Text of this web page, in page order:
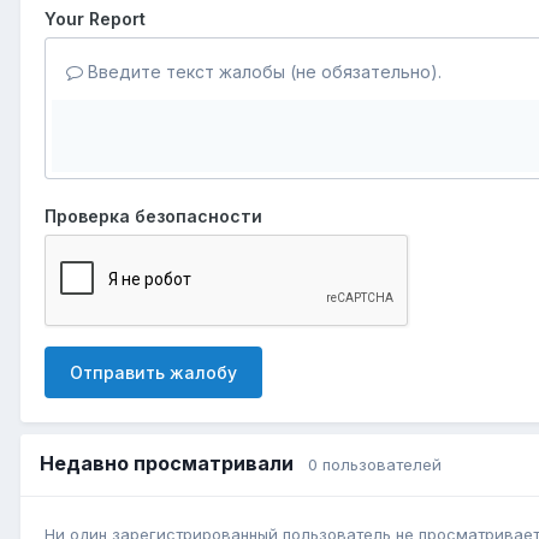
Your Report
Введите текст жалобы (не обязательно).
Проверка безопасности
Отправить жалобу
Недавно просматривали 0 пользователей
Ни один зарегистрированный пользователь не